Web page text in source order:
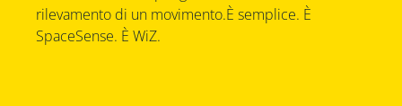
rilevamento di un movimento.È semplice. È
SpaceSense. È WiZ.